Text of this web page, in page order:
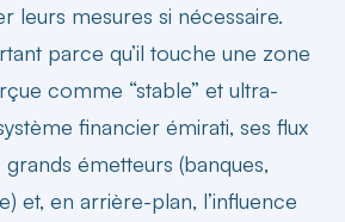
leurs mesures si nécessaire.
parce qu’il touche une zone
comme “stable” et ultra-
financier émirati, ses flux
grands émetteurs (banques,
et, en arrière-plan, l’influence